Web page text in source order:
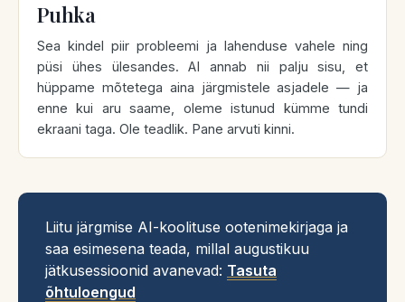
Puhka
Sea kindel piir probleemi ja lahenduse vahele ning
püsi ühes ülesandes. AI annab nii palju sisu, et
hüppame mõtetega aina järgmistele asjadele — ja
enne kui aru saame, oleme istunud kümme tundi
ekraani taga. Ole teadlik. Pane arvuti kinni.
Liitu järgmise AI-koolituse ootenimekirjaga ja
saa esimesena teada, millal augustikuu
jätkusessioonid avanevad: Tasuta
õhtuloengud